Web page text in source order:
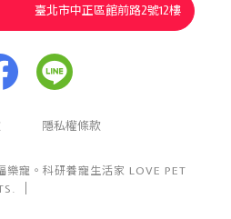
臺北市中正區館前路2號12樓
隱私權條款
寵。科研養寵生活家 LOVE PET